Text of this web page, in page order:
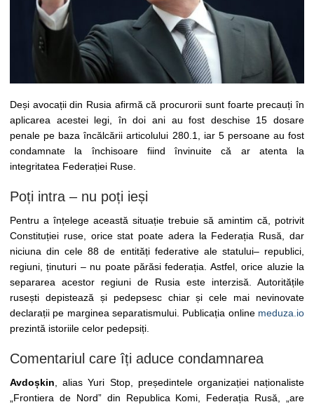
Deși avocații din Rusia afirmă că procurorii sunt foarte precauți în
aplicarea acestei legi, în doi ani au fost deschise 15 dosare
penale pe baza încălcării articolului 280.1, iar 5 persoane au fost
condamnate la închisoare fiind învinuite că ar atenta la
integritatea Federației Ruse.
Poți intra – nu poți ieși
Pentru a înțelege această situație trebuie să amintim că, potrivit
Constituției ruse, orice stat poate adera la Federația Rusă, dar
niciuna din cele 88 de entități federative ale statului– republici,
regiuni, ținuturi – nu poate părăsi federația. Astfel, orice aluzie la
separarea acestor regiuni de Rusia este interzisă. Autoritățile
rusești depistează și pedepsesc chiar și cele mai nevinovate
declarații pe marginea separatismului. Publicația online meduza.io
prezintă istoriile celor pedepsiți.
Comentariul care îți aduce condamnarea
Avdoșkin , alias Yuri Stop, președintele organizației naționaliste
„Frontiera de Nord” din Republica Komi, Federația Rusă, „are